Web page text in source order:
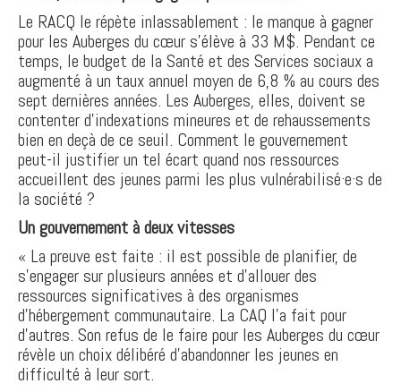
Le RACQ le répète inlassablement : le manque à gagner
pour les Auberges du cœur s'élève à 33 M$. Pendant ce
temps, le budget de la Santé et des Services sociaux a
augmenté à un taux annuel moyen de 6,8 % au cours des
sept dernières années. Les Auberges, elles, doivent se
contenter d'indexations mineures et de rehaussements
bien en deçà de ce seuil. Comment le gouvernement
peut-il justifier un tel écart quand nos ressources
accueillent des jeunes parmi les plus vulnérabilisé·e·s de
la société ?
Un gouvernement à deux vitesses
« La preuve est faite : il est possible de planifier, de
s'engager sur plusieurs années et d'allouer des
ressources significatives à des organismes
d'hébergement communautaire. La CAQ l'a fait pour
d'autres. Son refus de le faire pour les Auberges du cœur
révèle un choix délibéré d'abandonner les jeunes en
difficulté à leur sort.